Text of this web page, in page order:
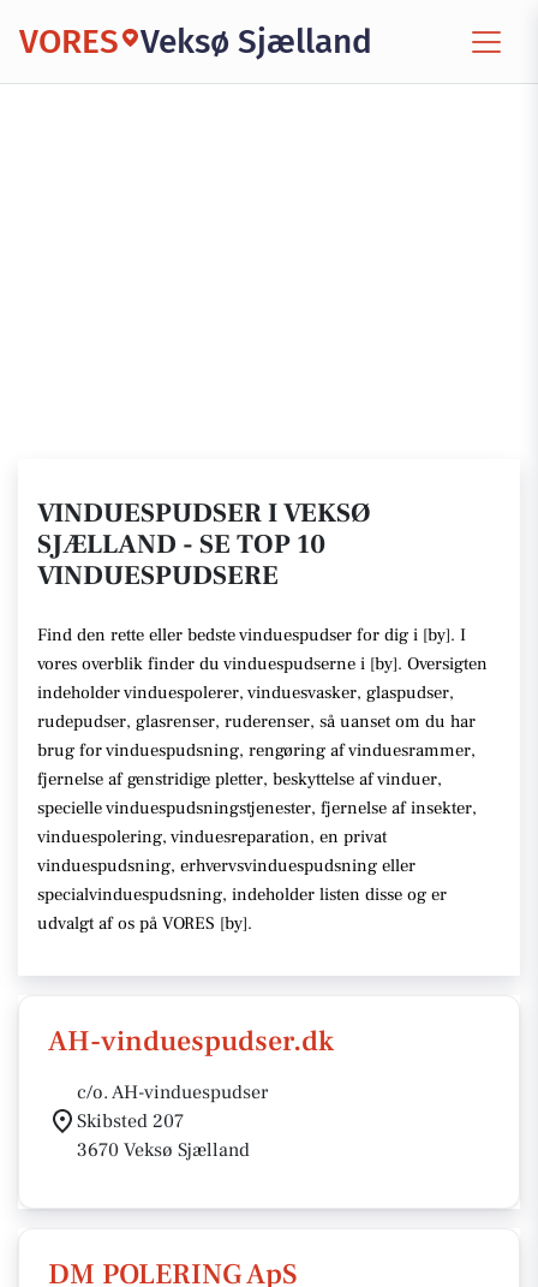
VORES Veksø Sjælland
VINDUESPUDSER I VEKSØ
SJÆLLAND - SE TOP 10
VINDUESPUDSERE
Find den rette eller bedste vinduespudser for dig i [by]. I
vores overblik finder du vinduespudserne i [by]. Oversigten
indeholder vinduespolerer, vinduesvasker, glaspudser,
rudepudser, glasrenser, ruderenser, så uanset om du har
brug for vinduespudsning, rengøring af vinduesrammer,
fjernelse af genstridige pletter, beskyttelse af vinduer,
specielle vinduespudsningstjenester, fjernelse af insekter,
vinduespolering, vinduesreparation, en privat
vinduespudsning, erhvervsvinduespudsning eller
specialvinduespudsning, indeholder listen disse og er
udvalgt af os på VORES [by].
AH-vinduespudser.dk
c/o. AH-vinduespudser
Skibsted 207
3670 Veksø Sjælland
DM POLERING ApS